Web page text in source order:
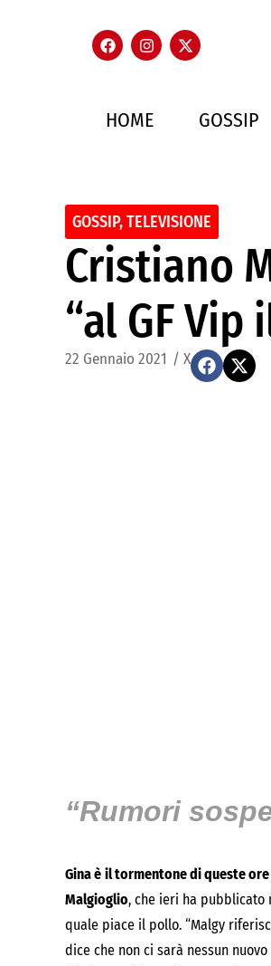
HOME GOSSIP
GOSSIP,TELEVISIONE
Cristiano
“al GF Vip
22 Gennaio 2021 / X
“Rumori
Gina è il tormentone di queste ore
Malgioglio, che ieri ha pubblicato
quale piace il pollo. “Malgy
dice che non ci sarà nessun